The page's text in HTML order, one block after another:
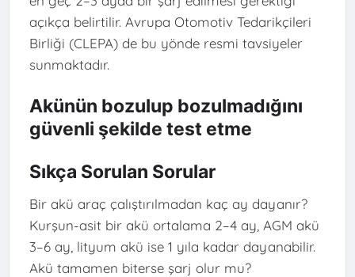
açıkça belirtilir. Avrupa Otomotiv Tedarikçileri
Birliği (CLEPA) de bu yönde resmi tavsiyeler
sunmaktadır.
Akünün bozulup bozulmadığını
güvenli şekilde test etme
Sıkça Sorulan Sorular
Bir akü araç çalıştırılmadan kaç ay dayanır?
Kurşun-asit bir akü ortalama 2–4 ay, AGM akü
3–6 ay, lityum akü ise 1 yıla kadar dayanabilir.
Akü tamamen biterse şarj olur mu?